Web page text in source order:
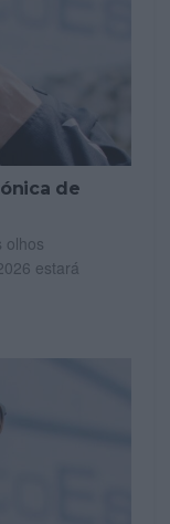
de
olhos
estará